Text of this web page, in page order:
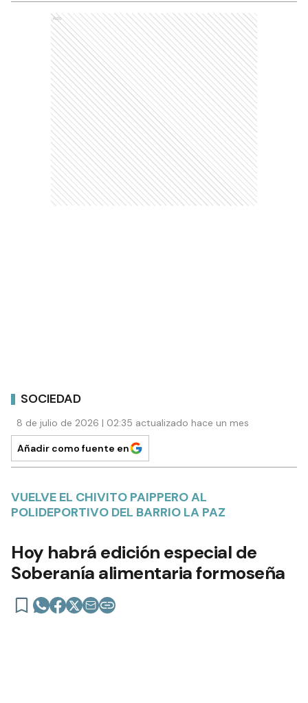
Ads
SOCIEDAD
8 de julio de 2026 | 02:35 actualizado hace un mes
Añadir como fuente en
VUELVE EL CHIVITO PAIPPERO AL
POLIDEPORTIVO DEL BARRIO LA PAZ
Hoy habrá edición especial de
Soberanía alimentaria formoseña